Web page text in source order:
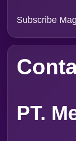
Subscribe
PT.